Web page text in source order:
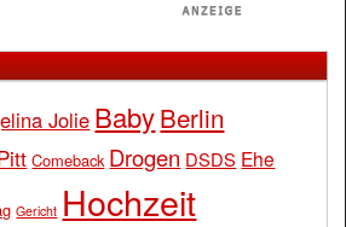
Jolie BabyBerlin
Comeback Drogen DSDS Ehe
Gericht Hochzeit